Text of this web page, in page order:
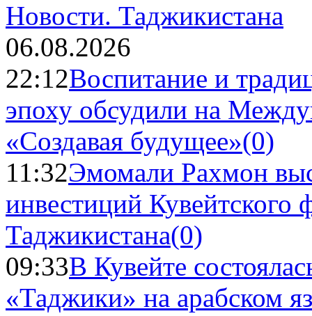
Новости. Таджикистана
06.08.2026
22:12Воспитание и
эпоху обсудили на
«Создавая будущее»(0)
11:32Эмомали Рахмон
инвестиций Кувейтского
Таджикистана(0)
09:33В Кувейте
«Таджики» на арабском